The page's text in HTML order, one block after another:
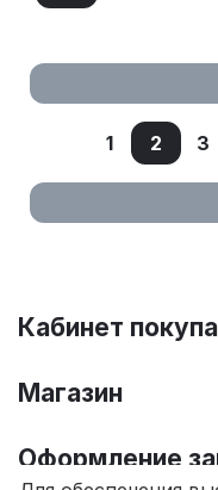
1 2 3
Кабинет
Магазин
Оформление